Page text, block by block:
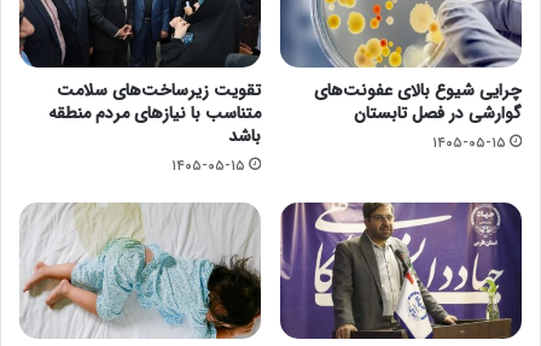
چرایی شیوع بالای عفونت‌های
گوارشی در فصل تابستان
۱۴۰۵-۰۵-۱۵
تقویت زیرساخت‌های سلامت
متناسب با نیازهای مردم منطقه
باشد
۱۴۰۵-۰۵-۱۵